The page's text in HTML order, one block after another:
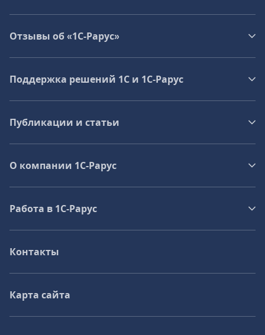
Отзывы об «1С-Рарус»
Поддержка решений 1С и 1С‑Рарус
Публикации и статьи
О компании 1C-Рарус
Работа в 1С‑Рарус
Контакты
Карта сайта